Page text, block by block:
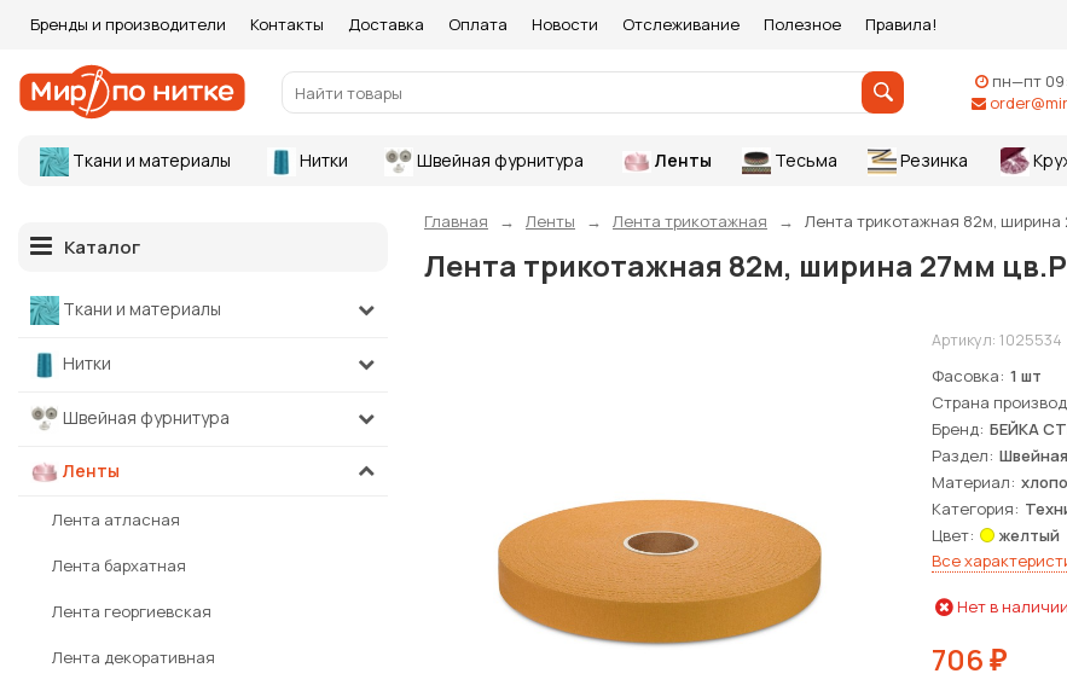
Бренды и производители Контакты Доставка Оплата Новости Отслеживание Полезное Правила!
пн—пт
Ткани и материалы Нитки Швейная фурнитура Ленты Тесьма Резинка
Главная Ленты Лента трикотажная Лента трикотажная 82м, ширина
Лента трикотажная 82м, ширина 27мм
Артикул: 1025534
Фасовка 1 шт
Страна
Бренд БЕЙКА
Раздел
Материал
Категория
Цвет
желтый
Все
Нет в наличии
706 ₽
Каталог
Ткани и материалы
Нитки
Швейная фурнитура
Ленты
Лента атласная
Лента бархатная
Лента георгиевская
Лента декоративная